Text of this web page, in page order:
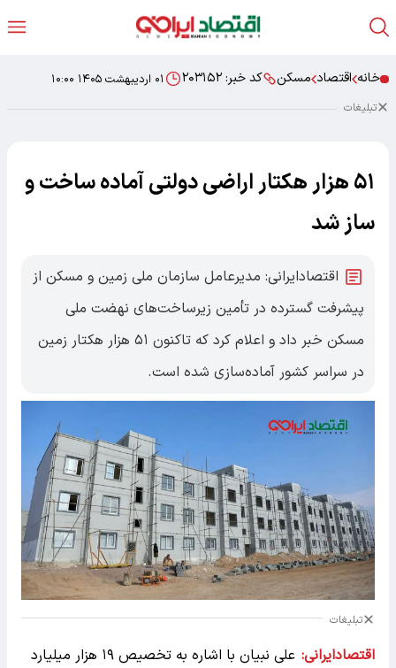
خانه اقتصاد مسکن کد خبر: ۲۰۳۱۵۲ ۰۱ اردیبهشت ۱۴۰۵ ۱۰:۰۰
تبلیغات
۵۱ هزار هکتار اراضی دولتی آماده ساخت‌ و
ساز شد
اقتصادایرانی: مدیرعامل سازمان ملی زمین و مسکن از
پیشرفت گسترده در تأمین زیرساخت‌های نهضت ملی
مسکن خبر داد و اعلام کرد که تاکنون ۵۱ هزار هکتار زمین
در سراسر کشور آماده‌سازی شده است.
تبلیغات
اقتصادایرانی:
علی نبیان با اشاره به تخصیص ۱۹ هزار میلیارد